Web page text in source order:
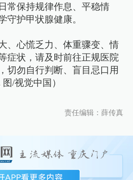
常保持规律作息、平稳情
守护甲状腺健康。
、心慌乏力、体重骤变、情
症状，请及时前往正规医院
切勿自行判断、盲目忌口用
/视觉中国）
责任编辑：薛传真